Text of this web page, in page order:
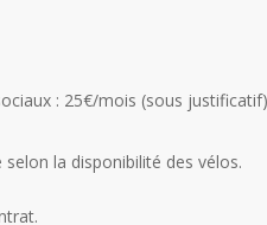
: 25€/mois (sous justificatif)
la disponibilité des vélos.